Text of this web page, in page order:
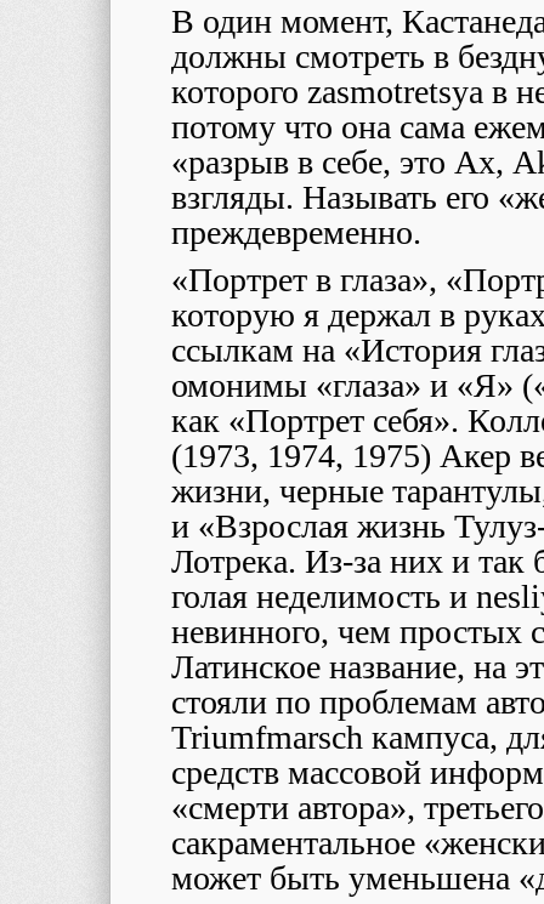
В один момент,
должны смотреть в
которого zasmotretsya в
потому что она сама
«разрыв в себе, это Ах,
взгляды. Называть его
преждевременно.
«Портрет в глаза»,
которую я держал в
ссылкам на «История
омонимы «глаза» и «Я»
как «Портрет себя».
(1973, 1974, 1975) Акер
жизни, черные
и «Взрослая жизнь
Лотрека. Из-за них и так
голая неделимость и
невинного, чем простых
Латинское название, на
стояли по проблемам
Triumfmarsch кампуса,
средств массовой
«смерти автора»,
сакраментальное
может быть уменьшена